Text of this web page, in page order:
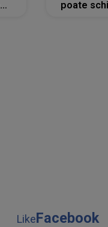
poate
LikeFacebook